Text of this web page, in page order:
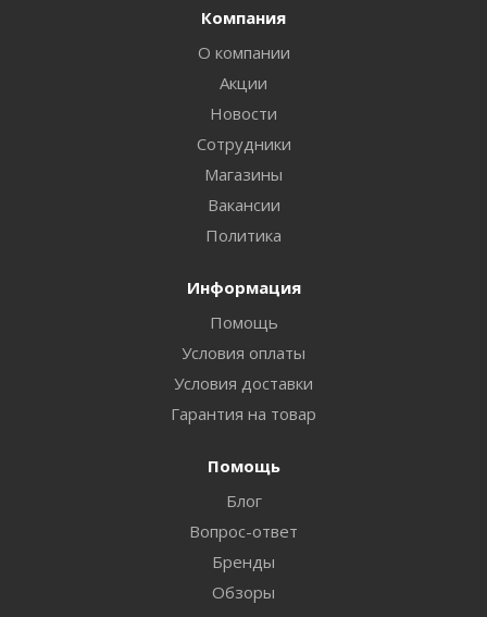
Компания
О компании
Акции
Новости
Сотрудники
Магазины
Вакансии
Политика
Информация
Помощь
Условия оплаты
Условия доставки
Гарантия на товар
Помощь
Блог
Вопрос-ответ
Бренды
Обзоры